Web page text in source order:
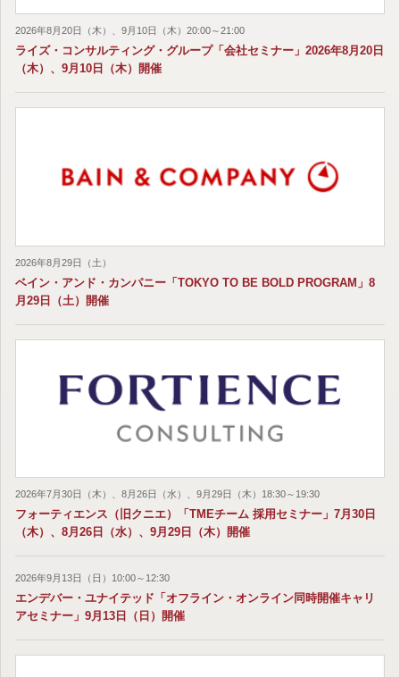
2026年8月20日（木）、9月10日（木）20:00～21:00
ライズ・コンサルティング・グループ「会社セミナー」2026年8月20日
（木）、9月10日（木）開催
2026年8月29日（土）
ベイン・アンド・カンパニー「TOKYO TO BE BOLD PROGRAM」8
月29日（土）開催
2026年7月30日（木）、8月26日（水）、9月29日（木）18:30～19:30
フォーティエンス（旧クニエ）「TMEチーム 採用セミナー」7月30日
（木）、8月26日（水）、9月29日（木）開催
2026年9月13日（日）10:00～12:30
エンデバー・ユナイテッド「オフライン・オンライン同時開催キャリ
アセミナー」9月13日（日）開催